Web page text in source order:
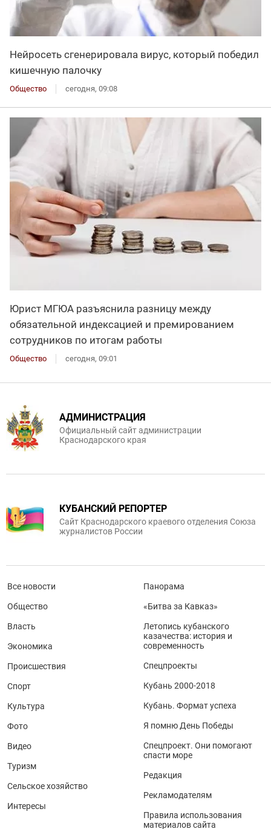
Нейросеть сгенерировала вирус, который победил
кишечную палочку
Общество сегодня, 09:08
Юрист МГЮА разъяснила разницу между
обязательной индексацией и премированием
сотрудников по итогам работы
Общество сегодня, 09:01
АДМИНИСТРАЦИЯ
Официальный сайт администрации
Краснодарского края
КУБАНСКИЙ РЕПОРТЕР
Сайт Краснодарского краевого отделения Союза
журналистов России
Все новости
Общество
Власть
Экономика
Происшествия
Спорт
Культура
Фото
Видео
Туризм
Сельское хозяйство
Интересы
Панорама
«Битва за Кавказ»
Летопись кубанского
казачества: история и
современность
Спецпроекты
Кубань 2000-2018
Кубань. Формат успеха
Я помню День Победы
Спецпроект. Они помогают
спасти море
Редакция
Рекламодателям
Правила использования
материалов сайта